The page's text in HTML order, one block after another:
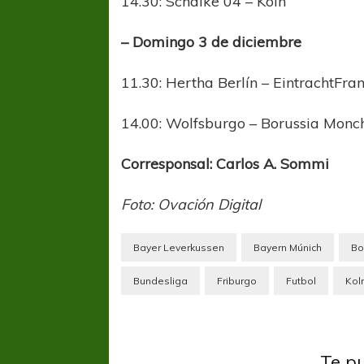
– Domingo 3 de diciembre
11.30: Hertha Berlín –
14.00: Wolfsburgo – Borussia
Corresponsal: Carlos A. Sommi
Foto: Ovación Digital
Bayer Leverkussen Bayern Múnich
Bundesliga Friburgo Futbol